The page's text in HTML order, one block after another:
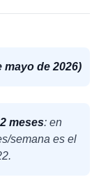
de 2026)
meses: en
semana es el